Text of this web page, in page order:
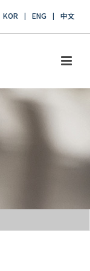
KOR ENG 中文